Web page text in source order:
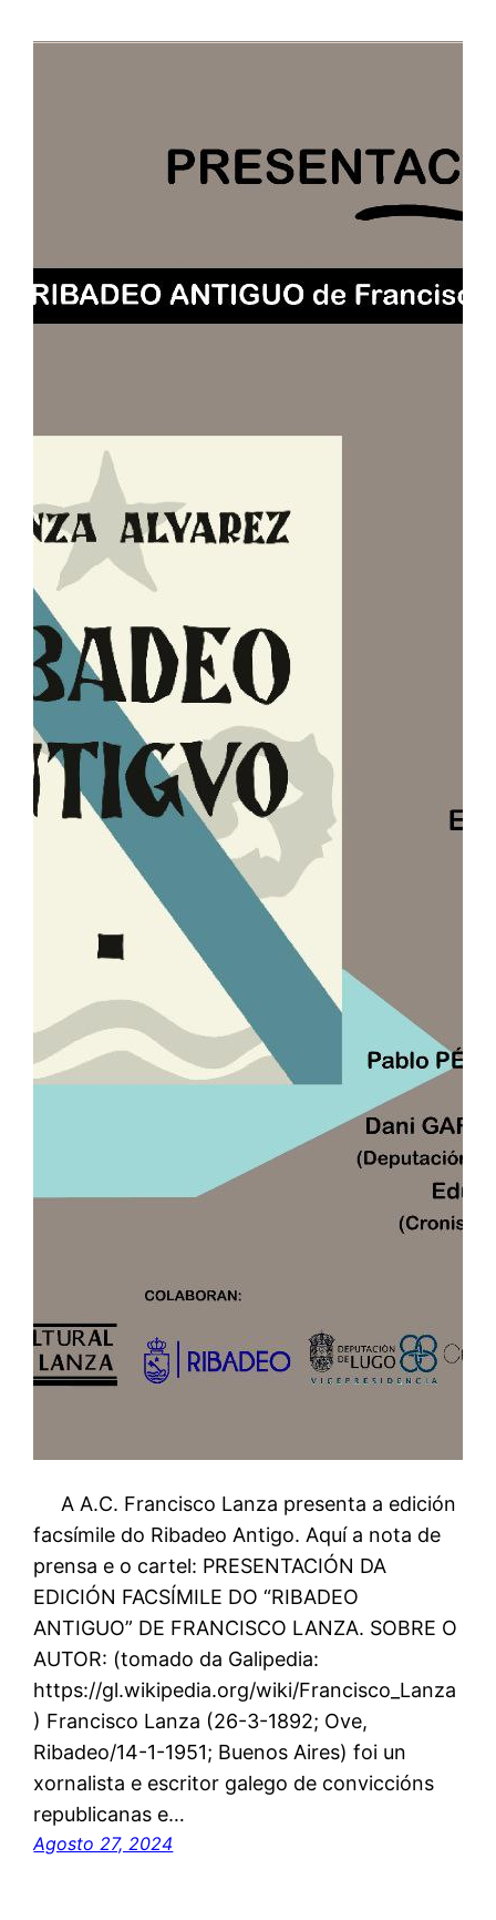
A A.C. Francisco Lanza presenta a edición
facsímile do Ribadeo Antigo. Aquí a nota de
prensa e o cartel: PRESENTACIÓN DA
EDICIÓN FACSÍMILE DO “RIBADEO
ANTIGUO” DE FRANCISCO LANZA. SOBRE O
AUTOR: (tomado da Galipedia:
https://gl.wikipedia.org/wiki/Francisco_Lanza
) Francisco Lanza (26-3-1892; Ove,
Ribadeo/14-1-1951; Buenos Aires) foi un
xornalista e escritor galego de conviccións
republicanas e…
Agosto 27, 2024